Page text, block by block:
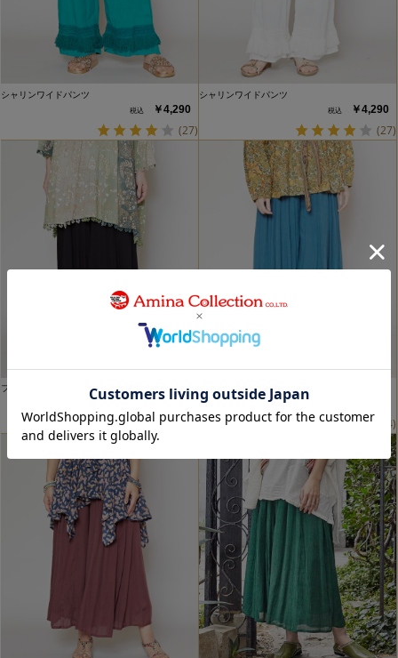
シャリンワイドパンツ
￥4,290
(27)
シャリンワイドパンツ
￥4,290
(27)
フレイアパンツ
￥4,070
(4)
フレイアパンツ
(4)